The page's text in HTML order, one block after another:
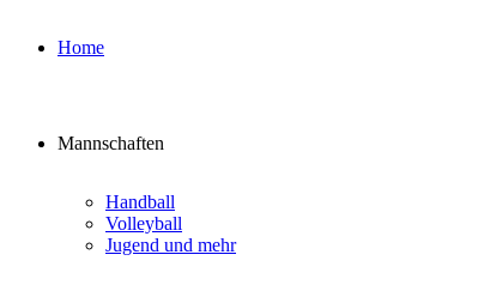
Home
Mannschaften
Handball
Volleyball
Jugend und mehr